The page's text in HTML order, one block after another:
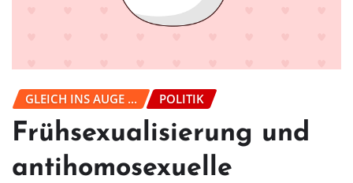
GLEICH INS AUGE ... POLITIK
Frühsexualisierung und
antihomosexuelle